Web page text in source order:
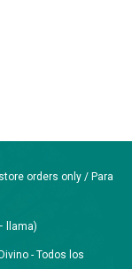
store orders only / Para
llama)
- Todos los